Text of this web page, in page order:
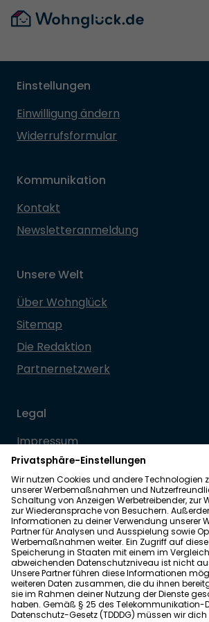
Einstellungen
Einwilligung ändern
Widerrufsformular
Kommunikation
Kontakt
Newsletteranmeldung
Unsere Welt
Über Wohnglück
Sitemap
Die Redaktion
Partnernetzwerk
Legal
Impressum
Datenschutz
Allgemeine Geschäftsbedingungen
Barrierefreiheit